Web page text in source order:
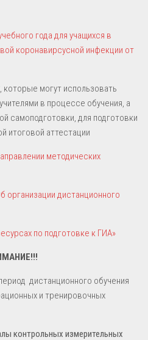
года для учащихся в
коронавирсусной инфекции от
могут использовать
в процессе обучения, а
самоподготовки, для подготовки
итоговой аттестации
методических
организации дистанционного
по подготовке к ГИА»
дистанционного обучения
и тренировочных
контрольных измерительных